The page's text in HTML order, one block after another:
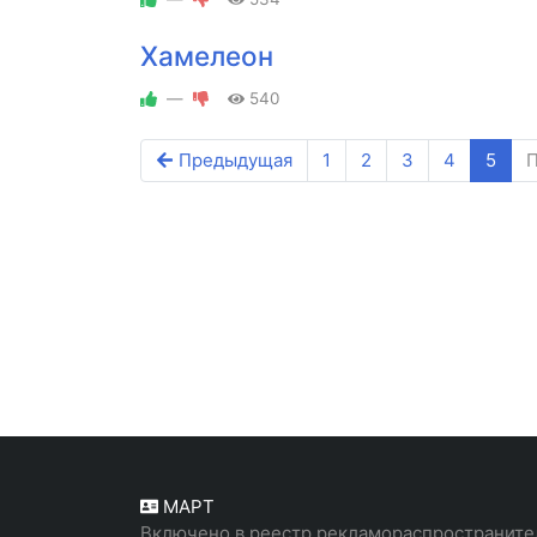
Хамелеон
— 540
Предыдущая 1 2 3 4 5
МАРТ